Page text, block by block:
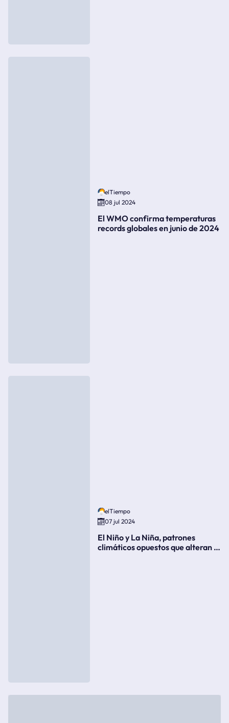
elTiempo
08 jul 2024
El WMO confirma temperaturas
records globales en junio de 2024
elTiempo
07 jul 2024
El Niño y La Niña, patrones
climáticos opuestos que alteran la